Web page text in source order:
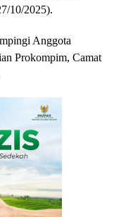
10/2025).
Anggota
Prokompim, Camat